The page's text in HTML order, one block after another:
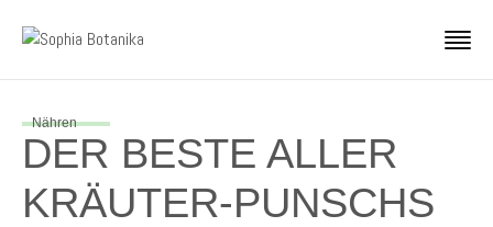
Nähren
DER BESTE ALLER
KRÄUTER-PUNSCHS